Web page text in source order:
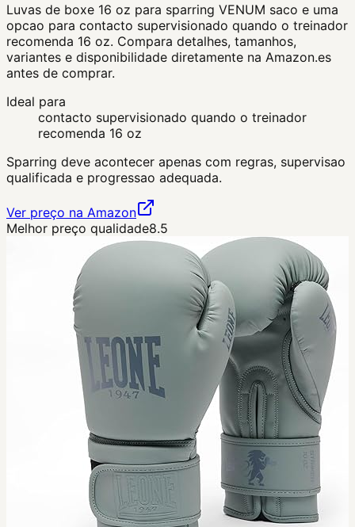
Luvas de boxe 16 oz para sparring VENUM saco e uma
opcao para contacto supervisionado quando o treinador
recomenda 16 oz. Compara detalhes, tamanhos,
variantes e disponibilidade diretamente na Amazon.es
antes de comprar.
Ideal para
contacto supervisionado quando o treinador
recomenda 16 oz
Sparring deve acontecer apenas com regras, supervisao
qualificada e progressao adequada.
Ver preço na Amazon
Melhor preço qualidade8.5